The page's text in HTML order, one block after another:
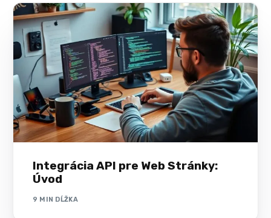
Integrácia API pre Web Stránky:
Úvod
9 MIN DĹŽKA